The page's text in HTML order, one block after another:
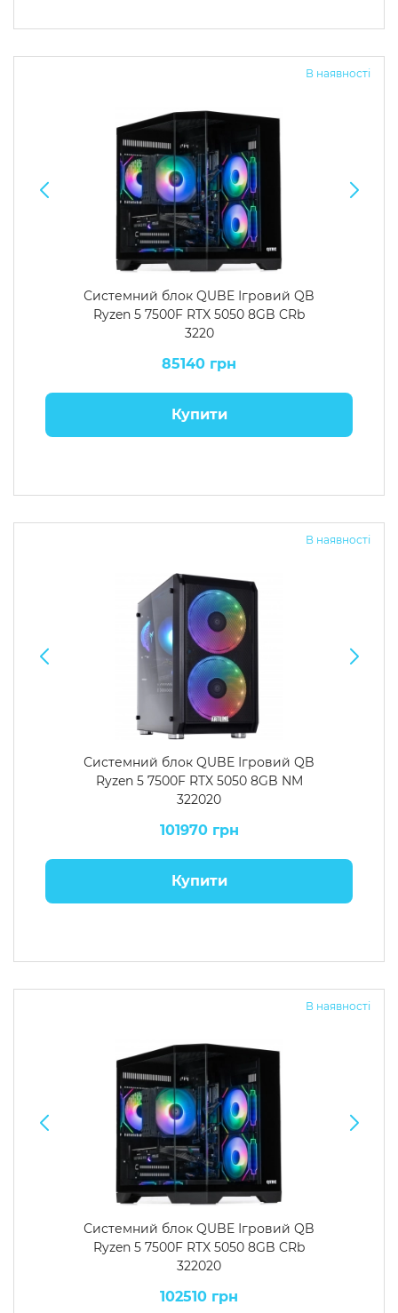
В наявності
Системний блок QUBE Ігровий QB
Ryzen 5 7500F RTX 5050 8GB CRb
3220
85140 грн
Купити
В наявності
Системний блок QUBE Ігровий QB
Ryzen 5 7500F RTX 5050 8GB NM
322020
101970 грн
Купити
В наявності
Системний блок QUBE Ігровий QB
Ryzen 5 7500F RTX 5050 8GB CRb
322020
102510 грн